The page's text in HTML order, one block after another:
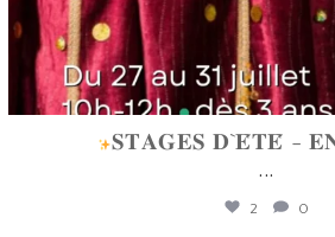
𝐒𝐓𝐀𝐆𝐄𝐒 𝐃`𝐄́𝐓𝐄́ -
...
2 0